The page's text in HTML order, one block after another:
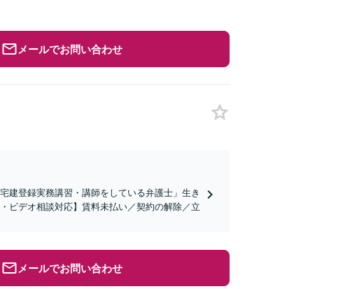
メールでお問い合わせ
建登録実務講習・講師をしている弁護士」生き
ビデオ相談対応】賃料未払い／契約の解除／立
メールでお問い合わせ